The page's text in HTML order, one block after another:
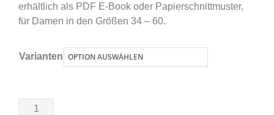
erhältlich als PDF E-Book oder Papierschnittmuster,
für Damen in den Größen 34 – 60.
Varianten
Schnittmuster